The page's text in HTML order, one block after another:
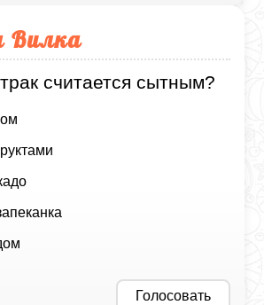
Вилка
считается сытным?
Голосовать